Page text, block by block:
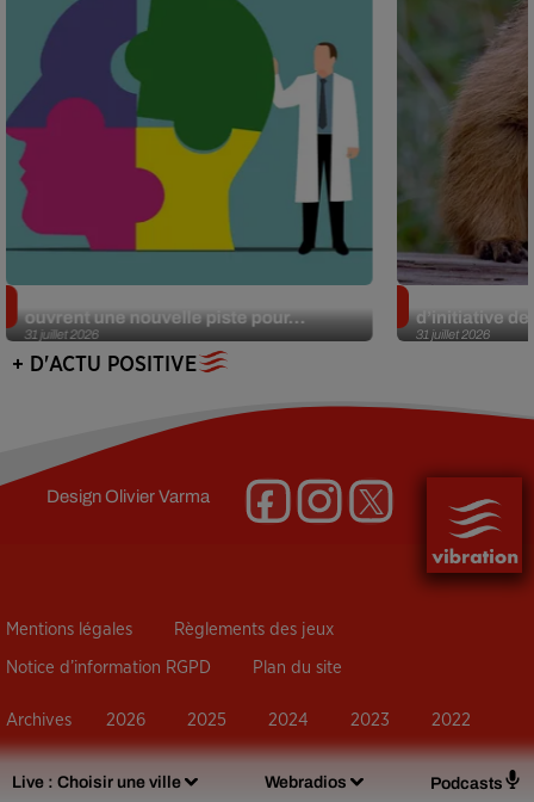
Live : Choisir une ville Webradios Podcasts
31 juillet 2026
ouvrent une nouvelle piste pour...
31 juillet 2026
d’initiative
+ D'ACTU POSITIVE
DesignOlivier Varma
Mentions légales Règlements des jeux
Notice d’information RGPD Plan du site
Archives 2026 2025 2024 2023 2022